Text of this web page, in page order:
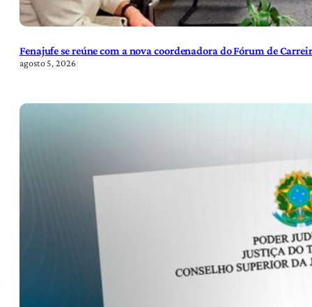
Fenajufe se reúne com a nova coordenadora do Fórum de
agosto 5, 2026